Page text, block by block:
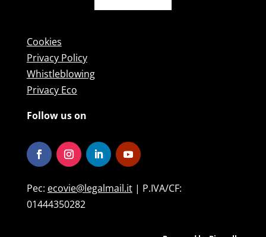
Cookies
Privacy Policy
Whistleblowing
Privacy Eco
Follow us on
Pec: ecovie@legalmail.it| P.IVA/CF:
01444350282